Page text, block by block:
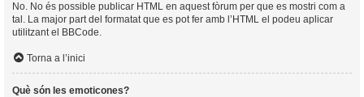
No. No és possible publicar HTML en aquest fòrum per que es mostri com a
tal. La major part del formatat que es pot fer amb l’HTML el podeu aplicar
utilitzant el BBCode.
Torna a l’inici
Què són les emoticones?